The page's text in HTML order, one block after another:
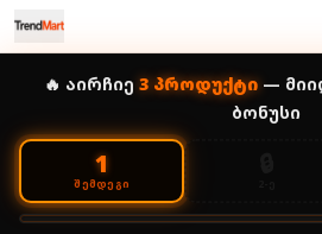
🔥 აირჩიე 3პროდუქტი—
ბონუსი
1
ᲨᲔᲛᲓᲔᲒᲘ